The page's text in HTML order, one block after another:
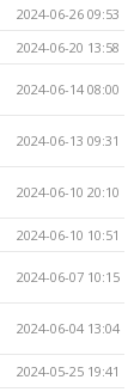
2024-06-26 09:53
2024-06-20 13:58
2024-06-14 08:00
2024-06-13 09:31
2024-06-10 20:10
2024-06-10 10:51
2024-06-07 10:15
2024-06-04 13:04
2024-05-25 19:41